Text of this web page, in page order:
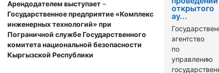
Арендодателем выступает –
Государственное предприятие «Комплекс
инженерных технологий» при
Пограничной службе Государственного
комитета национальной безопасности
Кыргызской Республики
открытого
ау...
агентство
по
управлению